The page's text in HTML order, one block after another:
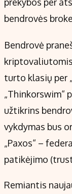
bendrovės
Bendrovė
turto klasių per
„Thinkorswim“
užtikrins
vykdymas bus
„Paxos“ –
patikėjimo
Remiantis